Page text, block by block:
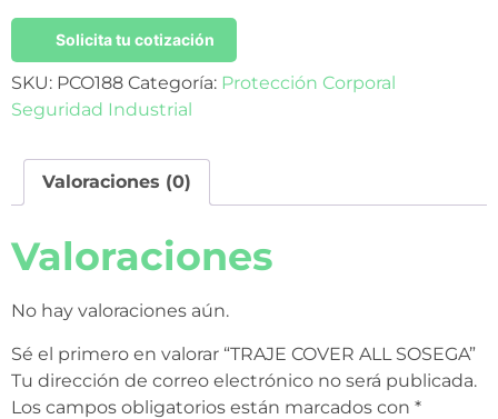
Solicita tu cotización
SKU: PCO188 Categoría: Protección Corporal
Seguridad Industrial
Valoraciones (0)
Valoraciones
No hay valoraciones aún.
Sé el primero en valorar “TRAJE COVER ALL SOSEGA”
Tu dirección de correo electrónico no será publicada.
Los campos obligatorios están marcados con *